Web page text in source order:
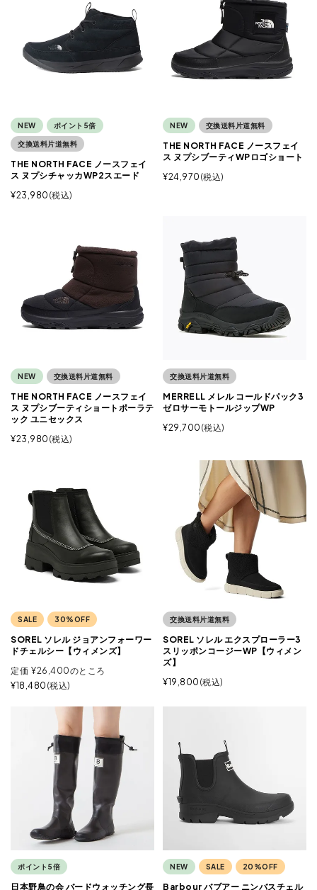
NEW ポイント5倍
交換送料片道無料
THE NORTH FACE ノースフェイ
ス ヌプシチャッカWP2スエード
¥23,980 税込
NEW 交換送料片道無料
THE NORTH FACE ノースフェイ
ス ヌプシブーティWPロゴショート
¥24,970 税込
NEW 交換送料片道無料
THE NORTH FACE ノースフェイ
ス ヌプシブーティショートポーラテ
ック ユニセックス
¥23,980 税込
交換送料片道無料
MERRELL メレル コールドパック3
ゼロサーモトールジップWP
¥29,700 税込
SALE 30%OFF
SOREL ソレル ジョアンフォーワー
ドチェルシー【ウィメンズ】
定価 ¥26,400のところ
¥18,480 税込
交換送料片道無料
SOREL ソレル エクスプローラー3
スリッポンコージーWP【ウィメン
ズ】
¥19,800 税込
ポイント5倍
日本野鳥の会 バードウォッチング長
NEW SALE 20%OFF
Barbour バブアー ニンバスチェル